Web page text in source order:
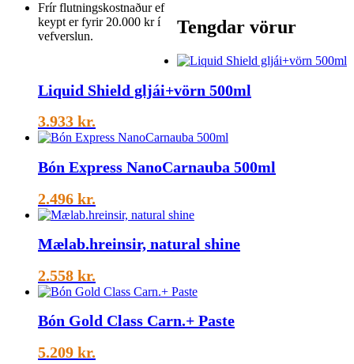
Frír flutningskostnaður ef
keypt er fyrir 20.000 kr í
vefverslun.
Tengdar vörur
Liquid Shield gljái+vörn 500ml
3.933 kr.
Bón Express NanoCarnauba 500ml
2.496 kr.
Mælab.hreinsir, natural shine
2.558 kr.
Bón Gold Class Carn.+ Paste
5.209 kr.